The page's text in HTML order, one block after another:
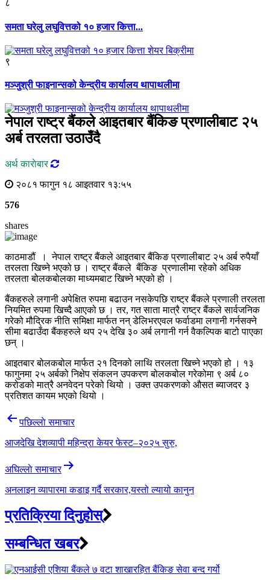
८
समता घरेलु लघुवित्तको १० हजार कित्ता...
९
मञ्जुश्री फाइनान्सको केन्द्रीय कार्यालय थापाथलीमा
नेपाल राष्ट्र बैंकले आइतबार बैंकिङ प्रणालीबाट २५
अर्ब तरलता उठाउँदै
अर्थ काराेबार
२०८१ फागुन १८ आइतवार १३:५५
576
shares
काठमाडौं । नेपाल राष्ट्र बैंकले आइतबार बैंकिङ प्रणालीबाट २५ अर्ब रुपैयाँ
तरलता खिच्ने भएको छ । राष्ट्र बैंकले बैंकिङ प्रणालीमा रहेको अधिक
तरलता बोलकबोलका माध्यमबाट खिच्ने भएको हो ।
बैंकहरुले लगानी अपेक्षित रुपमा बढाउन नसकेपछि राष्ट्र बैंकले प्रणाली तरलता
नियमित रुपमा खिच्दै आएको छ । तर, गत साता मात्रै राष्ट्र बैंकले सार्वजनिक
गरेको मौद्रिक नीति समिक्षा मार्फत नन् डेलिभरएवल फर्वाडमा लगानी गर्नसक्ने
सीमा बढाउँदा बैंकहरुले थप २५ देखि ३० अर्ब लगानी गर्न वैकल्पिक बाटो पाएका
छन् ।
आइतबार बोलकबोल मार्फत २१ दिनको लाथि तरलता खिच्ने भएको हो । १३
फागुनमा २५ अर्बको निक्षेप संकलन उपकरण बोलकबोल गरेकोमा ९ अर्ब ८०
करोडको मात्रै अनवेदन परेको थियो । उक्त उपकरणको औसत ब्याजदर ३
प्रतिशत कायम भएको थियो ।
Post
navigation
पछिल्लाे समाचार
आजदेखि देशव्यापी महिन्द्रा केयर फेस्ट–२०२५ सुरु,
अघिल्लाे समाचार
अनलाइन व्यापारमा कडाइ गर्दै सरकार,यस्तो ल्यायो कानुन
प्रतिक्रिया दिनुहोस्
सम्बन्धित खबर